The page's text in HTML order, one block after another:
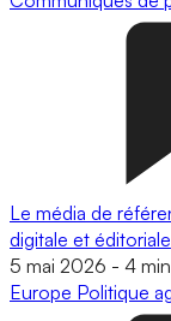
Le média de
digitale et éditoriale
5 mai 2026 - 4 min
Europe Politique